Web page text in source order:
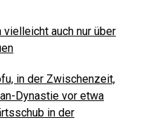
auch nur über
in der Zwischenzeit,
Dynastie vor etwa
in der